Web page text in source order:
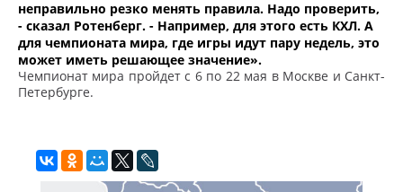
неправильно резко менять правила. Надо проверить,
- сказал Ротенберг. - Например, для этого есть КХЛ. А
для чемпионата мира, где игры идут пару недель, это
может иметь решающее значение».
Чемпионат мира пройдет с 6 по 22 мая в Москве и Санкт-
Петербурге.